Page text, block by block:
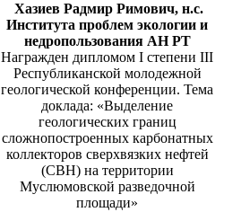
Хазиев Радмир Римович, н.с.
Института проблем экологии и
недропользования АН РТ
Награжден дипломом I степени III
Республиканской молодежной
геологической конференции. Тема
доклада: «Выделение
геологических границ
сложнопостроенных карбонатных
коллекторов сверхвязких нефтей
(СВН) на территории
Муслюмовской разведочной
площади»